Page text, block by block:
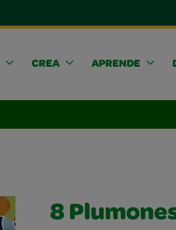
CREA APRENDE
8